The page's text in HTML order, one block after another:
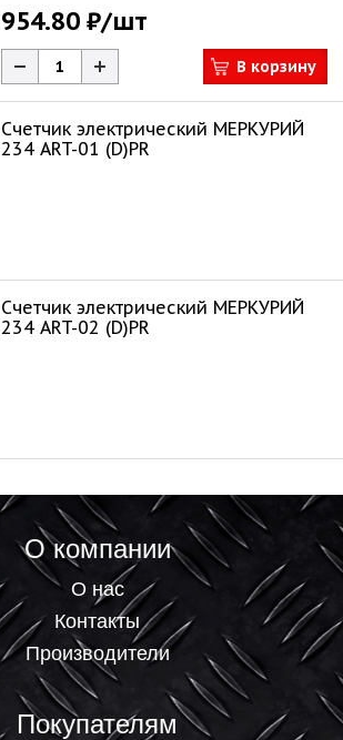
954.80 ₽/шт
В корзину
Счетчик электрический МЕРКУРИЙ
234 ART-01 (D)PR
Счетчик электрический МЕРКУРИЙ
234 ART-02 (D)PR
О компании
О нас
Контакты
Производители
Покупателям